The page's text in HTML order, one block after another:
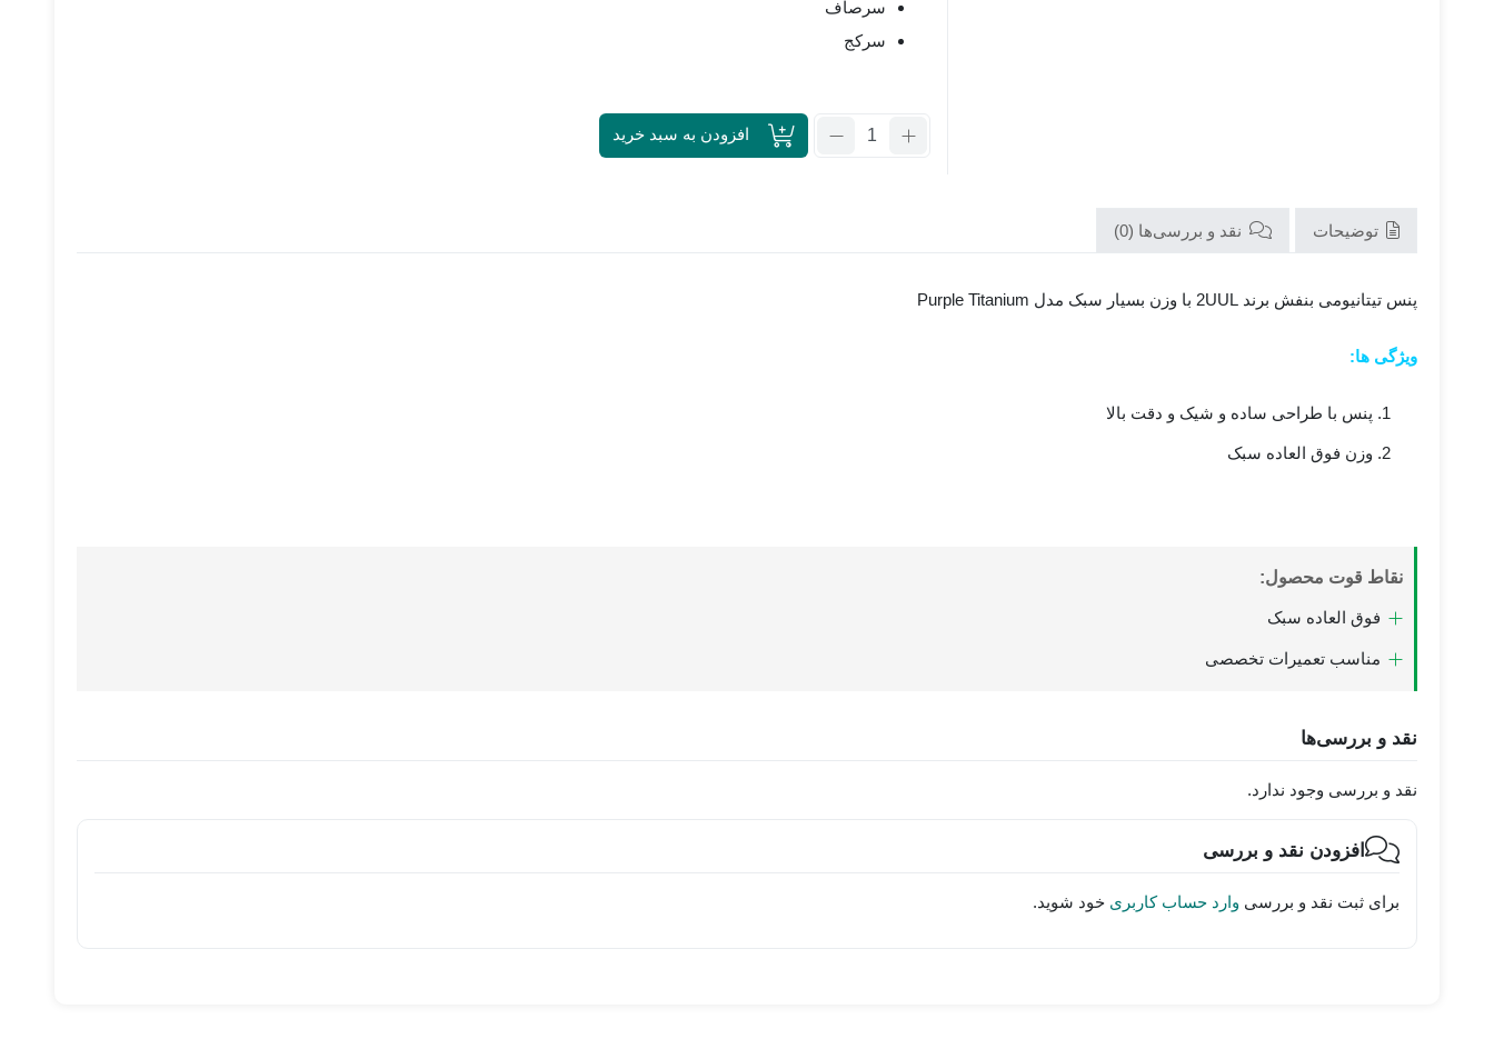
سرصاف
سرکج
تعداد:
افزودن به سبد خرید
توضیحات نقد و بررسی‌ها (0)
پنس تیتانیومی بنفش برند 2UUL با وزن بسیار سبک مدل Purple Titanium
ویژگی ها:
پنس با طراحی ساده و شیک و دقت بالا
وزن فوق العاده سبک
نقاط قوت محصول:
فوق العاده سبک
مناسب تعمیرات تخصصی
نقد و بررسی‌ها
نقد و بررسی وجود ندارد.
افزودن نقد و بررسی
برای ثبت نقد و بررسی وارد حساب کاربری خود شوید.